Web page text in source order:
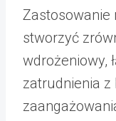
Zastosowanie
stworzyć
wdrożeniowy,
zatrudnienia